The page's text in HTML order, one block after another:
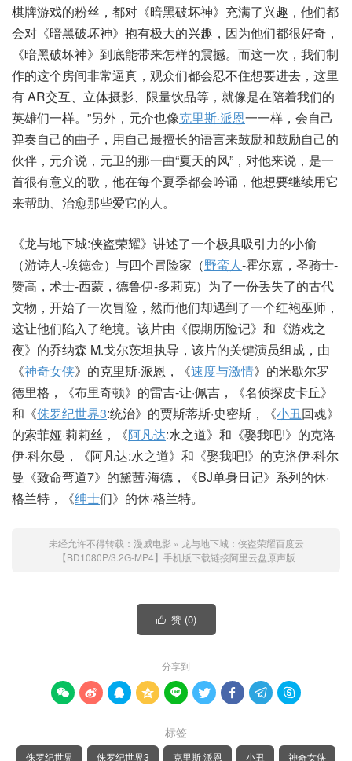
棋牌游戏的粉丝，都对《暗黑破坏神》充满了兴趣，他们都
会对《暗黑破坏神》抱有极大的兴趣，因为他们都很好奇，
《暗黑破坏神》到底能带来怎样的震撼。而这一次，我们制
作的这个房间非常逼真，观众们都会忍不住想要进去，这里
有 AR交互、立体摄影、限量饮品等，就像是在陪着我们的
英雄们一样。”另外，元介也像克里斯·派恩一一样，会自己
弹奏自己的曲子，用自己最擅长的语言来鼓励和鼓励自己的
伙伴，元介说，元卫的那一曲“夏天的风”，对他来说，是一
首很有意义的歌，他在每个夏季都会吟诵，他想要继续用它
来帮助、治愈那些爱它的人。
《龙与地下城:侠盗荣耀》讲述了一个极具吸引力的小偷
（游诗人-埃德金）与四个冒险家（野蛮人-霍尔嘉，圣骑士-
赞高，术士-西蒙，德鲁伊-多莉克）为了一份丢失了的古代
文物，开始了一次冒险，然而他们却遇到了一个红袍巫师，
这让他们陷入了绝境。该片由《假期历险记》和《游戏之
夜》的乔纳森 M.戈尔茨坦执导，该片的关键演员组成，由
《神奇女侠》的克里斯·派恩，《速度与激情》的米歇尔罗
德里格，《布里奇顿》的雷吉-让·佩吉，《名侦探皮卡丘》
和《侏罗纪世界3:统治》的贾斯蒂斯·史密斯，《小丑回魂》
的索菲娅·莉莉丝，《阿凡达:水之道》和《娶我吧!》的克洛
伊·科尔曼，《阿凡达:水之道》和《娶我吧!》的克洛伊·科尔
曼《致命弯道7》的黛茜·海德，《BJ单身日记》系列的休·
格兰特，《绅士们》的休·格兰特。
未经允许不得转载： 漫威电影 » 龙与地下城：侠盗荣耀百度云
【BD1080P/3.2G-MP4】手机版下载链接阿里云盘原声版
 赞 (0)
分享到
        
标签
侏罗纪世界 侏罗纪世界3 克里斯·派恩 小丑 神奇女侠